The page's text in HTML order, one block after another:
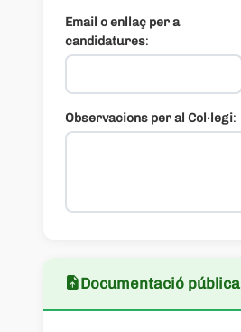
Email o enllaç per a
candidatures:
Observacions per al Col·legi:
Documentació pública